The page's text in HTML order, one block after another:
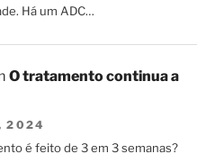
Há um ADC…
O tratamento continua a
2024
é feito de 3 em 3 semanas?